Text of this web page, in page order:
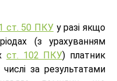
ст. 50 ПКУу разі якщо
(з урахуванням
ст. 102 ПКУ) платник
за результатами